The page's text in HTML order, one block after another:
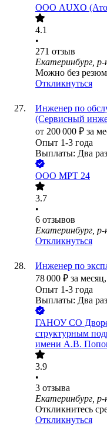
ООО AUXO
4.1
•
271 отзыв
Екатеринбург,
Можно без
Откликнуться
Инженер по
(Сервисный
от 200 000 ₽ за
Опыт 1-3 года
Выплаты: Два
ООО МРТ 24
3.7
•
6 отзывов
Екатеринбург,
Откликнуться
Инженер по
78 000 ₽ за месяц,
Опыт 1-3 года
Выплаты: Два
ГАНОУ СО
структурным
имени А.В.
3.9
•
3 отзыва
Екатеринбург,
Откликнитесь
Откликнуться